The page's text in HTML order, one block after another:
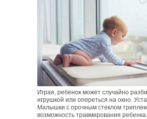
Играя, ребенок может случайно
игрушкой или опереться на окно.
Малышки с прочным стеклом
возможность травмирования ребенка.